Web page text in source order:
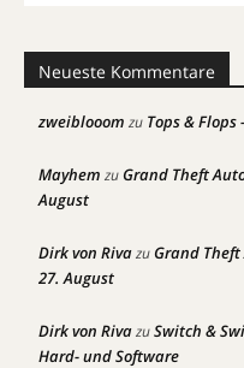
Neueste Kommentare
zweiblooom zu Tops & Flops
Mayhem zuGrand Theft
August
Dirk von RivazuGrand Theft
27. August
Dirk von RivazuSwitch &
Hard- und Software